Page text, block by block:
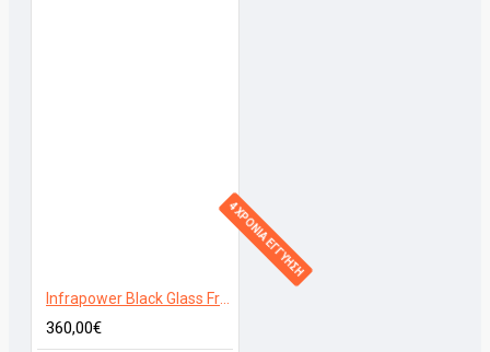
4 ΧΡΟΝΙΑ ΕΓΓΥΗΣΗ
Infrapower Black Glass Frameless 800W
360,00€